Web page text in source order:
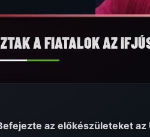
A FIATALOK AZ
az előkészületeket az